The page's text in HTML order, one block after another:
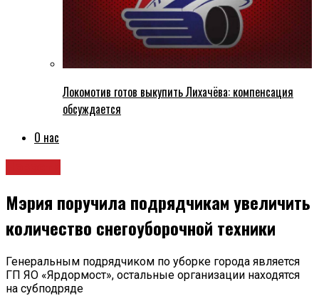
Локомотив готов выкупить Лихачёва: компенсация
обсуждается
О нас
Мэрия поручила подрядчикам увеличить
количество снегоуборочной техники
Генеральным подрядчиком по уборке города является
ГП ЯО «Ярдормост», остальные организации находятся
на субподряде